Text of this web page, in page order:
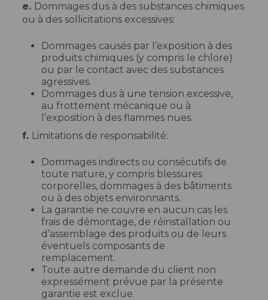
e. Dommages dus à des substances chimiques
ou à des sollicitations excessives:
Dommages causés par l’exposition à des
produits chimiques (y compris le chlore)
ou par le contact avec des substances
agressives.
Dommages dus à une tension excessive,
au frottement mécanique ou à
l’exposition à des flammes nues.
f. Limitations de responsabilité:
Dommages indirects ou consécutifs de
toute nature, y compris blessures
corporelles, dommages à des bâtiments
ou à des objets environnants.
La garantie ne couvre en aucun cas les
frais de démontage, de réinstallation ou
d’assemblage des produits ou de leurs
éventuels composants de
remplacement.
Toute autre demande du client non
expressément prévue par la présente
garantie est exclue.